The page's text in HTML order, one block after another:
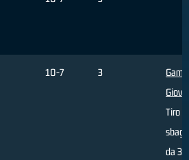
10-7 3
Tiro
da 3